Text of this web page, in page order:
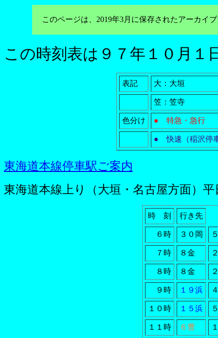
このページは、2019年3月に保存されたアーカイ
この時刻表は９７年１０月１
表記 大：大垣
笠：笠寺
色分け ● 特急・急行
● 快速（稲沢停
東海道本線停車駅ご案内
東海道本線上り（大垣・名古屋方面）平
時 刻 行き先
６時 ３０岡
７時 ８金
８時 ８金
９時 １９浜
１０時 １５浜
１１時 ６豊